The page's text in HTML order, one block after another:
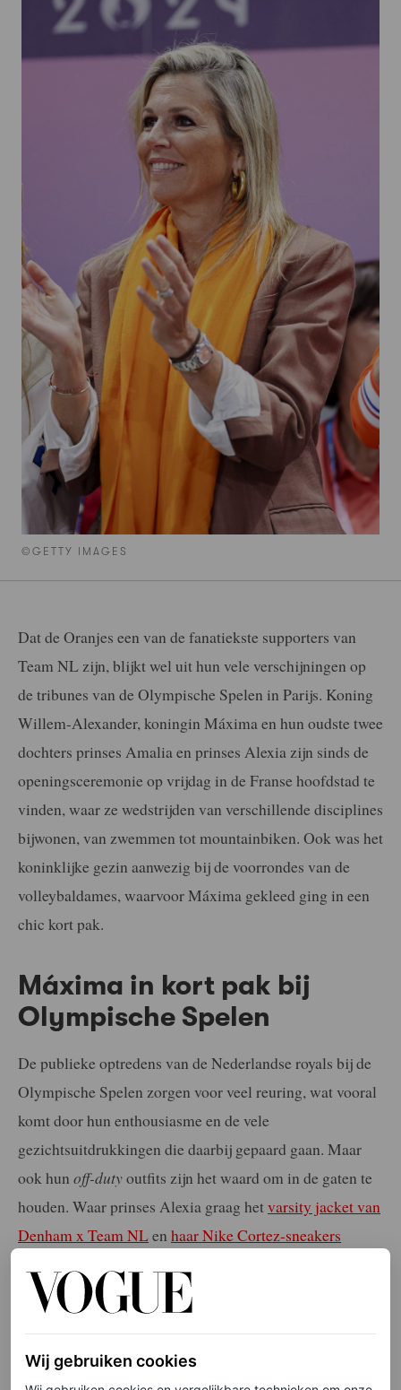
©GETTY IMAGES
Dat de Oranjes een van de fanatiekste supporters van
Team NL zijn, blijkt wel uit hun vele verschijningen op
de tribunes van de Olympische Spelen in Parijs. Koning
Willem-Alexander, koningin Máxima en hun oudste twee
dochters prinses Amalia en prinses Alexia zijn sinds de
openingsceremonie op vrijdag in de Franse hoofdstad te
vinden, waar ze wedstrijden van verschillende disciplines
bijwonen, van zwemmen tot mountainbiken. Ook was het
koninklijke gezin aanwezig bij de voorrondes van de
volleybaldames, waarvoor Máxima gekleed ging in een
chic kort pak.
Máxima in kort pak bij
Olympische Spelen
De publieke optredens van de Nederlandse royals bij de
Olympische Spelen zorgen voor veel reuring, wat vooral
komt door hun enthousiasme en de vele
gezichtsuitdrukkingen die daarbij gepaard gaan. Maar
ook hun off-dutyoutfits zijn het waard om in de gaten te
houden. Waar prinses Alexia graag hetvarsity jacket van
Denham x Team NLen haar Nike Cortez-sneakers
van Sézane en een koningsblauwe blazer van Zara.
Natuurlijk stelt ook koningin Máxima niet teleur met
haar looks, van haar oranje maxi-jurk tot een bruin kort
Wij gebruiken cookies